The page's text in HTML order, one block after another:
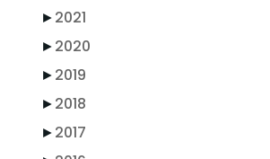
►2021
►2020
►2019
►2018
►2017